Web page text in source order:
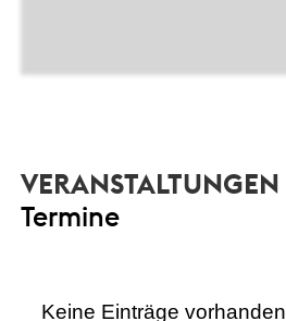
VERANSTALTUNGEN
Termine
Keine Einträge vorhanden